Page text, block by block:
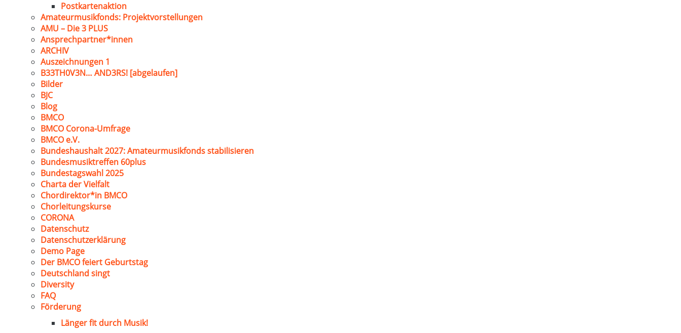
Postkartenaktion
Amateurmusikfonds: Projektvorstellungen
AMU – Die 3 PLUS
Ansprechpartner*innen
ARCHIV
Auszeichnungen 1
B33TH0V3N… AND3RS! [abgelaufen]
Bilder
BJC
Blog
BMCO
BMCO Corona-Umfrage
BMCO e.V.
Bundeshaushalt 2027: Amateurmusikfonds stabilisieren
Bundesmusiktreffen 60plus
Bundestagswahl 2025
Charta der Vielfalt
Chordirektor*in BMCO
Chorleitungskurse
CORONA
Datenschutz
Datenschutzerklärung
Demo Page
Der BMCO feiert Geburtstag
Deutschland singt
Diversity
FAQ
Förderung
Länger fit durch Musik!